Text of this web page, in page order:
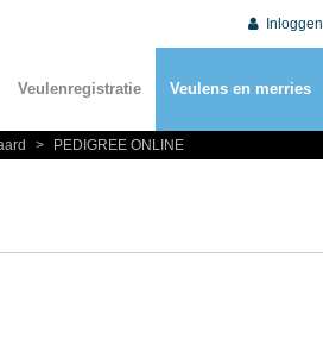
Inloggen
Veulenregistratie Veulens en merries
> PEDIGREE ONLINE